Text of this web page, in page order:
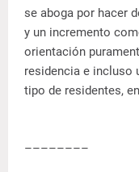
se aboga por hacer
y un incremento
orientación
residencia e incluso
tipo de residentes,
––––––––